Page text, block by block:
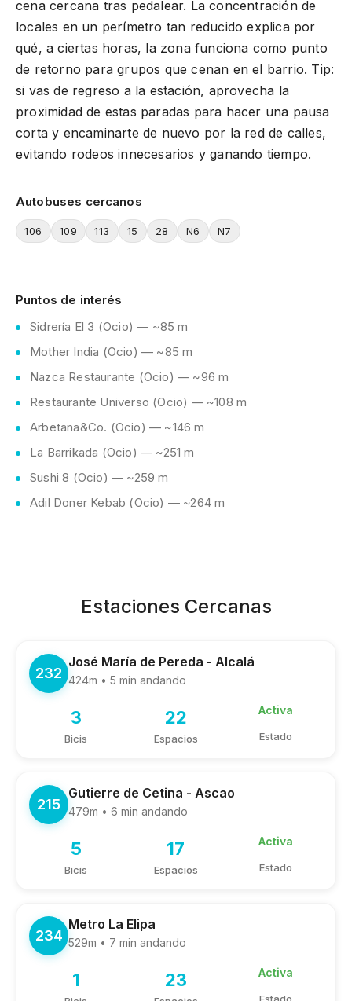
cena cercana tras pedalear. La concentración de
locales en un perímetro tan reducido explica por
qué, a ciertas horas, la zona funciona como punto
de retorno para grupos que cenan en el barrio. Tip:
si vas de regreso a la estación, aprovecha la
proximidad de estas paradas para hacer una pausa
corta y encaminarte de nuevo por la red de calles,
evitando rodeos innecesarios y ganando tiempo.
Autobuses cercanos
106 109 113 15 28 N6 N7
Puntos de interés
Sidrería El 3 (Ocio) — ~85 m
Mother India (Ocio) — ~85 m
Nazca Restaurante (Ocio) — ~96 m
Restaurante Universo (Ocio) — ~108 m
Arbetana&Co. (Ocio) — ~146 m
La Barrikada (Ocio) — ~251 m
Sushi 8 (Ocio) — ~259 m
Adil Doner Kebab (Ocio) — ~264 m
Estaciones Cercanas
232
José María de Pereda - Alcalá
424m • 5 min andando
3
Bicis
22
Espacios
Activa
Estado
215
Gutierre de Cetina - Ascao
479m • 6 min andando
5
Bicis
17
Espacios
Activa
Estado
234
Metro La Elipa
529m • 7 min andando
1 23 Activa